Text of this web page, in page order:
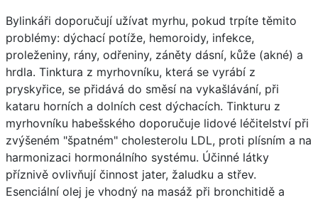
Bylinkáři doporučují užívat myrhu, pokud trpíte těmito
problémy: dýchací potíže, hemoroidy, infekce,
proleženiny, rány, odřeniny, záněty dásní, kůže (akné) a
hrdla. Tinktura z myrhovníku, která se vyrábí z
pryskyřice, se přidává do směsí na vykašlávání, při
kataru horních a dolních cest dýchacích. Tinkturu z
myrhovníku habešského doporučuje lidové léčitelství při
zvýšeném "špatném" cholesterolu LDL, proti plísním a na
harmonizaci hormonálního systému. Účinné látky
příznivě ovlivňují činnost jater, žaludku a střev.
Esenciální olej je vhodný na masáž při bronchitidě a